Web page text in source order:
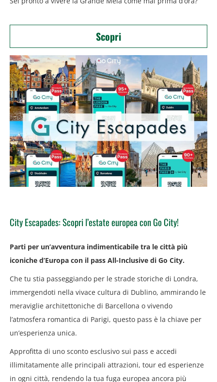
Scopri
City Escapades: Scopri l’estate europea con Go City!
Parti per un’avventura indimenticabile tra le città più
iconiche d’Europa con il pass All-Inclusive di Go City.
Che tu stia passeggiando per le strade storiche di Londra,
immergendoti nella vivace cultura di Dublino, ammirando le
meraviglie architettoniche di Barcellona o vivendo
l’atmosfera romantica di Parigi, questo pass è la chiave per
un’esperienza unica.
Approfitta di uno sconto esclusivo sui pass e accedi
illimitatamente alle principali attrazioni, tour ed esperienze
in ogni città, rendendo la tua fuga europea ancora più